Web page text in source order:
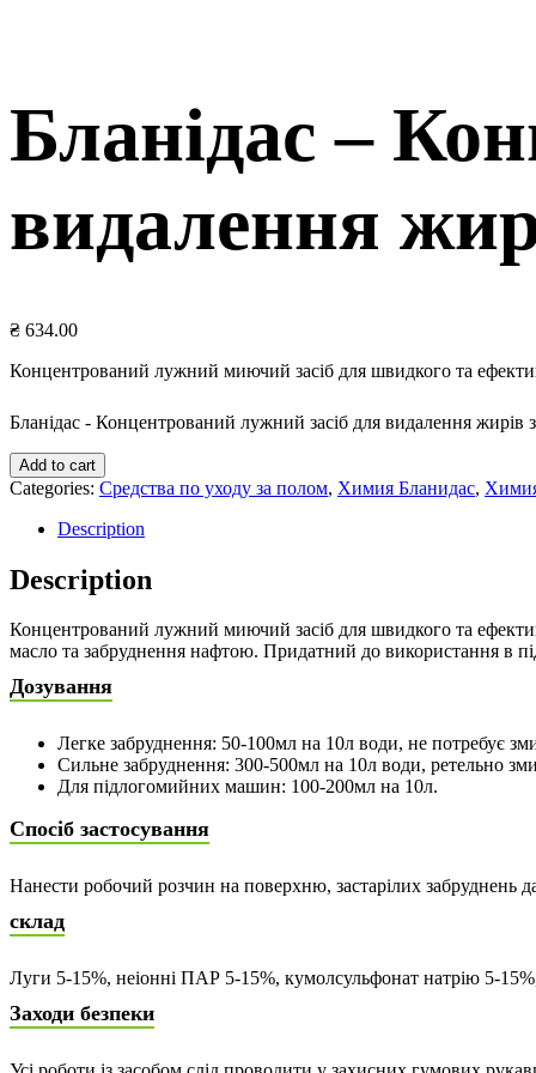
Бланідас –
видалення
₴ 634.00
Концентрований лужний миючий засіб для швидкого та
Бланідас - Концентрований лужний засіб для видалення жирів
Add to cart
Categories: Средства по уходу за полом, Химия Бланидас,
Description
Description
Концентрований лужний миючий засіб для швидкого та
масло та забруднення нафтою. Придатний до використання в
Дозування
Легке забруднення: 50-100мл на 10л води, не потребує
Сильне забруднення: 300-500мл на 10л води, ретельно
Для підлогомийних машин: 100-200мл на 10л.
Спосіб застосування
Нанести робочий розчин на поверхню, застарілих забруднень
склад
Луги 5-15%, неіонні ПАР 5-15%, кумолсульфонат натрію 5-
Заходи безпеки